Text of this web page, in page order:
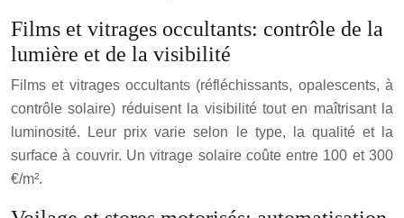
Films et vitrages occultants: contrôle de la
lumière et de la visibilité
Films et vitrages occultants (réfléchissants, opalescents, à
contrôle solaire) réduisent la visibilité tout en maîtrisant la
luminosité. Leur prix varie selon le type, la qualité et la
surface à couvrir. Un vitrage solaire coûte entre 100 et 300
€/m².